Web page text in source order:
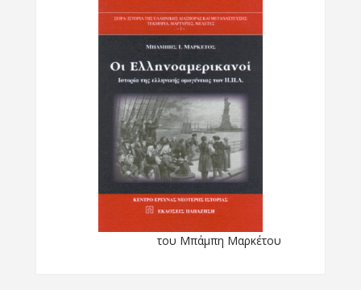
του Μπάμπη Μαρκέτου